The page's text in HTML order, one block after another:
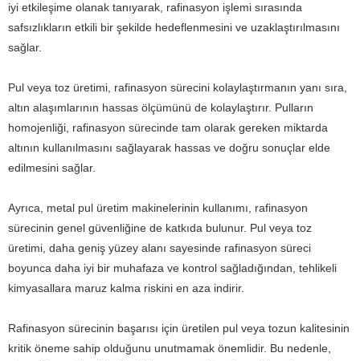
iyi etkileşime olanak tanıyarak, rafinasyon işlemi sırasında
safsızlıkların etkili bir şekilde hedeflenmesini ve uzaklaştırılmasını
sağlar.
Pul veya toz üretimi, rafinasyon sürecini kolaylaştırmanın yanı sıra,
altın alaşımlarının hassas ölçümünü de kolaylaştırır. Pulların
homojenliği, rafinasyon sürecinde tam olarak gereken miktarda
altının kullanılmasını sağlayarak hassas ve doğru sonuçlar elde
edilmesini sağlar.
Ayrıca, metal pul üretim makinelerinin kullanımı, rafinasyon
sürecinin genel güvenliğine de katkıda bulunur. Pul veya toz
üretimi, daha geniş yüzey alanı sayesinde rafinasyon süreci
boyunca daha iyi bir muhafaza ve kontrol sağladığından, tehlikeli
kimyasallara maruz kalma riskini en aza indirir.
Rafinasyon sürecinin başarısı için üretilen pul veya tozun kalitesinin
kritik öneme sahip olduğunu unutmamak önemlidir. Bu nedenle,